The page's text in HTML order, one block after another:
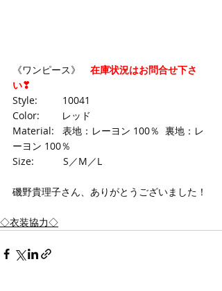
《ワンピース》 在庫状況はお問合せ下さ
い❣
Style:　　  10041
Color: 　　レッド
Material:   表地：レーヨン 100％  裏地：レ
ーヨン 100％
Size:　　　S／M／L
磯野貴理子さん、ありがとうございました！
◇衣装協力◇